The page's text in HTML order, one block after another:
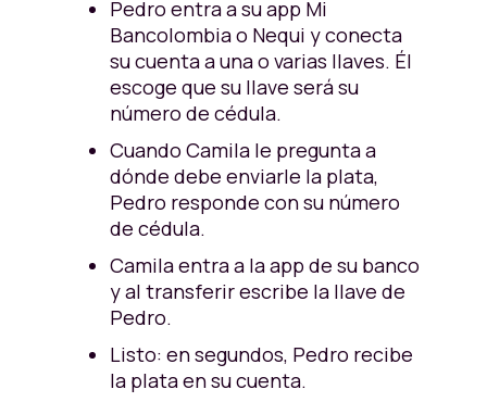
Pedro entra a su app Mi
Bancolombia o Nequi y conecta
su cuenta a una o varias llaves. Él
escoge que su llave será su
número de cédula.
Cuando Camila le pregunta a
dónde debe enviarle la plata,
Pedro responde con su número
de cédula.
Camila entra a la app de su banco
y al transferir escribe la llave de
Pedro.
Listo: en segundos, Pedro recibe
la plata en su cuenta.